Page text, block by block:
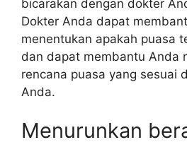
bicarakan dengan dokter
Dokter Anda dapat
menentukan apakah puasa
dan dapat membantu Anda
rencana puasa yang sesuai
Anda.
Menurunkan